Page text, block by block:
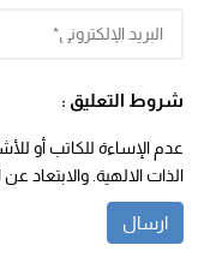
شروط التعليق :
عدم الإساءة للكاتب أو
الذات الالهية. والابتعاد